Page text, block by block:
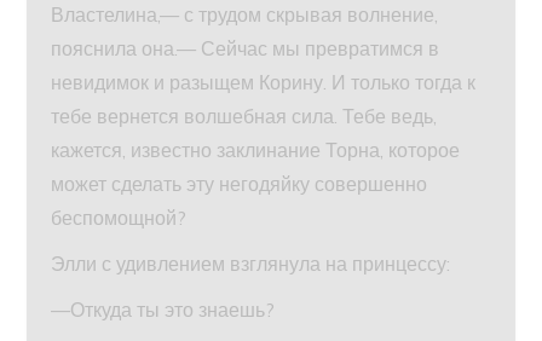
Властелина,— с трудом скрывая волнение,
пояснила она.— Сейчас мы превратимся в
невидимок и разыщем Корину. И только тогда к
тебе вернется волшебная сила. Тебе ведь,
кажется, известно заклинание Торна, которое
может сделать эту негодяйку совершенно
беспомощной?
Элли с удивлением взглянула на принцессу:
—Откуда ты это знаешь?